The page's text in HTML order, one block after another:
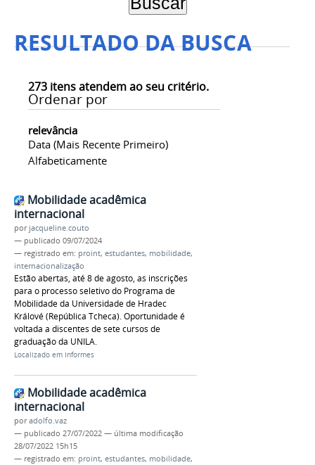
RESULTADO DA BUSCA
273 itens atendem ao seu critério.
Ordenar por
relevância
Data (mais Recente Primeiro)
Alfabeticamente
Mobilidade acadêmica
internacional
por jacqueline.couto
— publicado 09/07/2024
— registrado em: proint, estudantes, mobilidade,
internacionalização
Estão abertas, até 8 de agosto, as inscrições
para o processo seletivo do Programa de
Mobilidade da Universidade de Hradec
Králové (República Tcheca). Oportunidade é
voltada a discentes de sete cursos de
graduação da UNILA.
Localizado em Informes
Mobilidade acadêmica
internacional
poradolfo.vaz
— publicado 27/07/2022 — última modificação
28/07/2022 15h15
— registrado em: proint, estudantes, mobilidade,